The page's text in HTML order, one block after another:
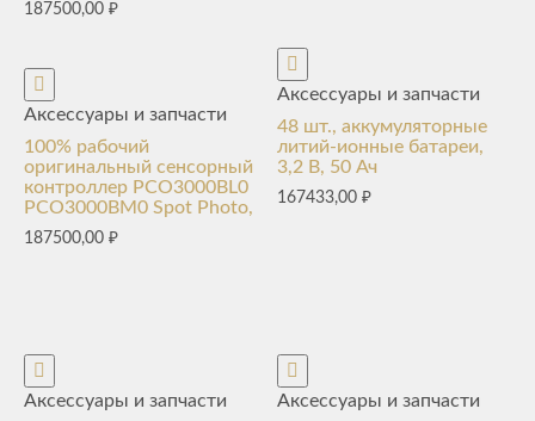
187500,00 ₽
Аксессуары и запчасти
100% рабочий
оригинальный сенсорный
контроллер PCO3000BL0
PCO3000BM0 Spot Photo,
187500,00 ₽
Аксессуары и запчасти
48 шт., аккумуляторные
литий-ионные батареи,
3,2 В, 50 Ач
167433,00₽
Аксессуары и запчасти
Аксессуары и запчасти